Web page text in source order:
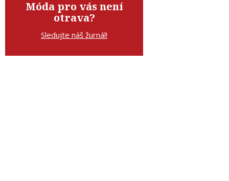
Móda pro vás není
otrava?
Sledujte náš žurnál!